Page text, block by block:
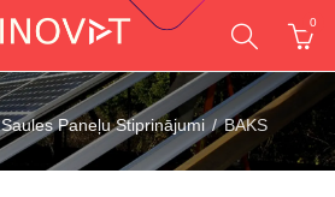
0
Saules Paneļu Stiprinājumi BAKS